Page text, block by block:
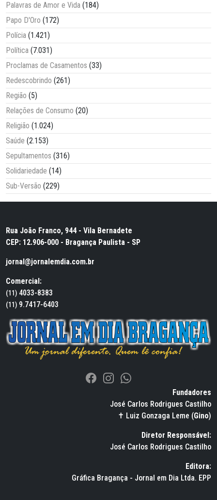
Palavras de Amor e Vida (184)
Papo D'Oro (172)
Polícia (1.421)
Política (7.031)
Proclamas de Casamentos (33)
Redescobrindo (261)
Região (5)
Relações de Consumo (20)
Religião (1.024)
Saúde (2.153)
Sepultamentos (316)
Solidariedade (14)
Sub-Versão (229)
Rua João Franco, 944 - Vila Bernadete
CEP: 12.906-000 - Bragança Paulista - SP
jornal@jornalemdia.com.br
Comercial:
(11) 4033-8383
(11) 9.7417-6403
Fundadores
José Carlos Rodrigues Castilho
✝ Luiz Gonzaga Leme (Gino)
Diretor Responsável:
José Carlos Rodrigues Castilho
Editora:
Gráfica Bragança - Jornal em Dia Ltda. EPP